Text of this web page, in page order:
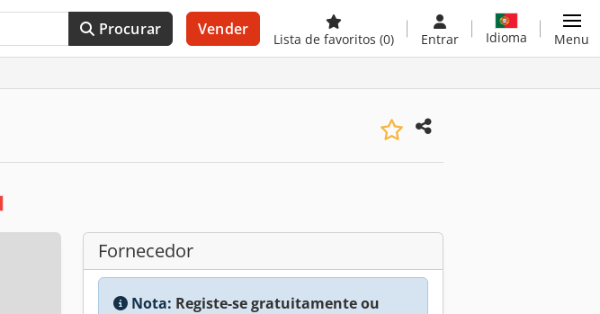
Procurar Vender
Lista de favoritos (0) Entrar Idioma Menu
Fornecedor
Nota: Registe-se gratuitamente ou